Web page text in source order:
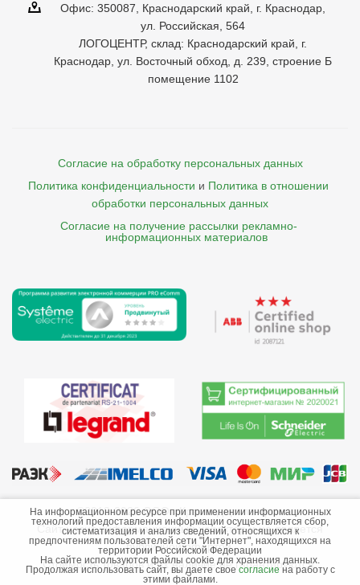
Офис: 350087, Краснодарский край, г. Краснодар,
ул. Российская, 564
ЛОГОЦЕНТР, склад: Краснодарский край, г.
Краснодар, ул. Восточный обход, д. 239, строение Б
помещение 1102
Согласие на обработку персональных данных
Политика конфиденциальности и Политика в отношении
обработки персональных данных
Согласие на получение рассылки рекламно-
    информационных материалов
©2013-2026 ООО «Краснодарэлектро»
Сайт носит информационный характер и не является
публичной офертой.
Стоимость товаров и их наличие не гарантируются.
На информационном ресурсе при применении информационных
технологий предоставления информации осуществляется сбор,
систематизация и анализ сведений, относящихся к
предпочтениям пользователей сети "Интернет", находящихся на
территории Российской Федерации
На сайте используются файлы cookie для хранения данных.
Продолжая использовать сайт, вы даете свое согласие на работу с
этими файлами.